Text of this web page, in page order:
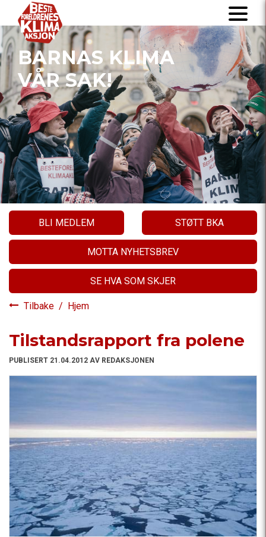
BARNAS KLIMA
VÅR SAK!
BLI MEDLEM STØTT BKA
MOTTA NYHETSBREV
SE HVA SOM SKJER
Tilbake / Hjem
Tilstandsrapport fra polene
PUBLISERT 21.04.2012 AV REDAKSJONEN